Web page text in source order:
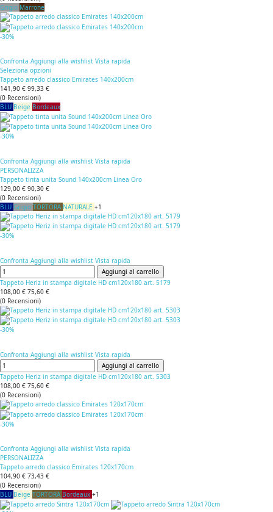
Grigio Marrone
-30%
Confronta Aggiungi alla wishlist Vista rapida
Seleziona opzioni
Tappeto arredo classico Emirates 140x200cm
141,90 € 99,33 €
(0 Recensioni)
BLU Beige Bordeaux
-30%
Confronta Aggiungi alla wishlist Vista rapida
PERSONALIZZA
Tappeto tinta unita Sound 140x200cm Linea Oro
129,00 € 90,30 €
(0 Recensioni)
BLU Grigio TORTORA NATURALE +1
-30%
Confronta Aggiungi alla wishlist Vista rapida
Aggiungi al carrello
Tappeto Heriz in stampa digitale HD cm120x180 art. 5179
108,00 € 75,60 €
(0 Recensioni)
-30%
Confronta Aggiungi alla wishlist Vista rapida
Aggiungi al carrello
Tappeto Heriz in stampa digitale HD cm120x180 art. 5303
108,00 € 75,60 €
(0 Recensioni)
-30%
Confronta Aggiungi alla wishlist Vista rapida
PERSONALIZZA
Tappeto arredo classico Emirates 120x170cm
104,90 € 73,43 €
(0 Recensioni)
BLU Beige TORTORA Bordeaux +1